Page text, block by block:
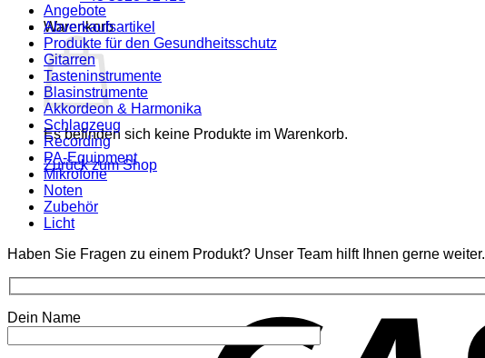
Warenkorb
Es befinden sich keine Produkte im Warenkorb.
Zurück zum Shop
Angebote
Abverkaufsartikel
Produkte für den Gesundheitsschutz
Gitarren
Tasteninstrumente
Blasinstrumente
Akkordeon & Harmonika
Schlagzeug
Recording
PA-Equipment
Mikrofone
Noten
Zubehör
Licht
Haben Sie Fragen zu einem Produkt? Unser Team hilft Ihnen gerne weiter.
Dein Name